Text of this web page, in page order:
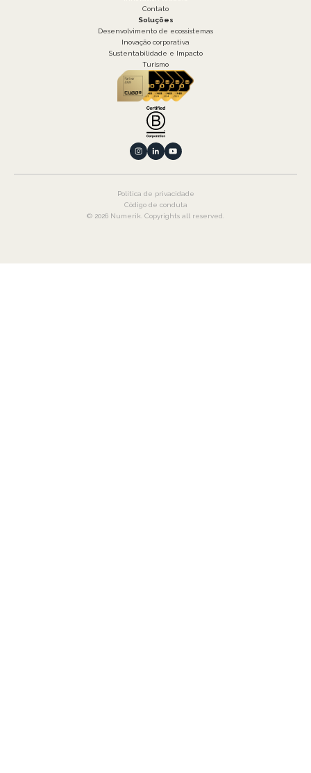
Contato
Soluções
Desenvolvimento de ecossistemas
Inovação corporativa
Sustentabilidade e Impacto
Turismo
© 2026 Numerik. Copyrights all reserved.
Política de privacidade
Código de conduta